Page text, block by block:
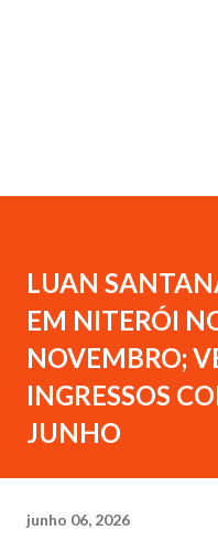
LUAN
EM NITERÓI
NOVEMBRO;
INGRESSOS
JUNHO
junho 06, 2026